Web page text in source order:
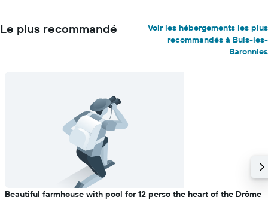
Le plus recommandé
Voir les hébergements les plus
recommandés à Buis-les-
Baronnies
Beautiful farmhouse with pool for 12 perso the heart of the Drôme